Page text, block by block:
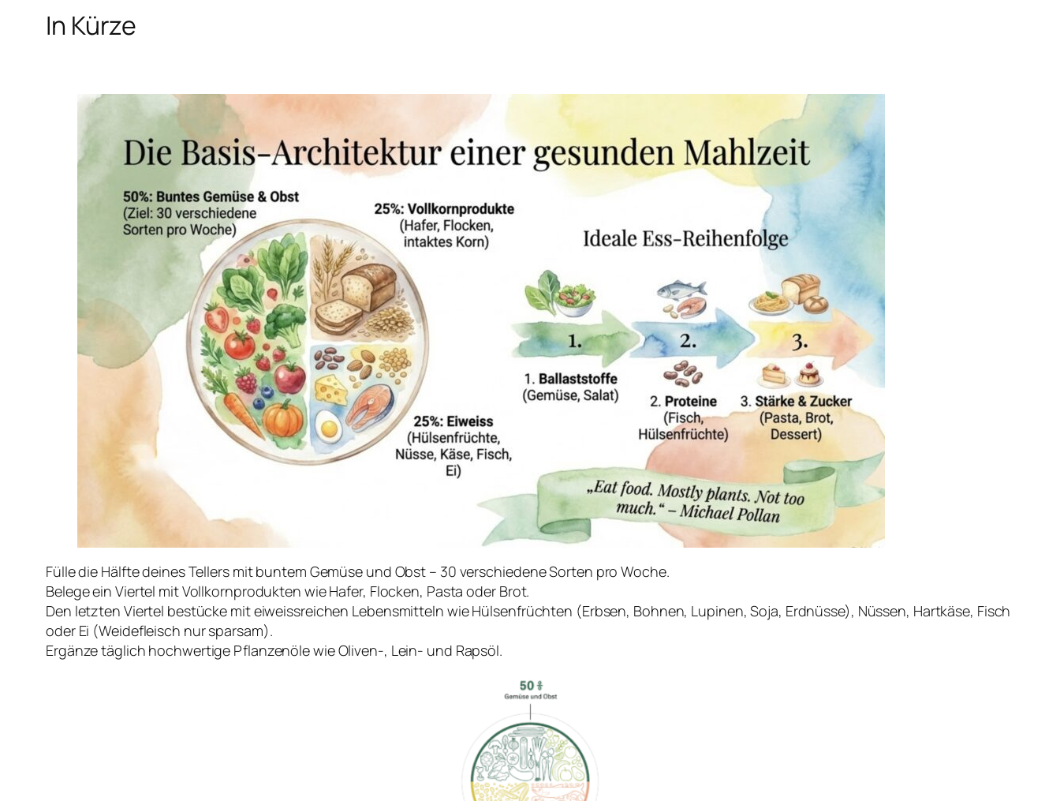
In Kürze
Fülle die Hälfte deines Tellers mit buntem Gemüse und Obst – 30 verschiedene Sorten pro Woche.
Belege ein Viertel mit Vollkornprodukten wie Hafer, Flocken, Pasta oder Brot.
Den letzten Viertel bestücke mit eiweissreichen Lebensmitteln wie Hülsenfrüchten (Erbsen, Bohnen, Lupinen, Soja, Erdnüsse), Nüssen, Hartkäse, Fisch
oder Ei (Weidefleisch nur sparsam).
Ergänze täglich hochwertige Pflanzenöle wie Oliven-, Lein- und Rapsöl.